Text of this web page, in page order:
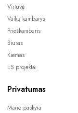
Virtuvė
Vaikų kambarys
Prieškambaris
Biuras
Kiemas
ES projektai
Privatumas
Mano paskyra